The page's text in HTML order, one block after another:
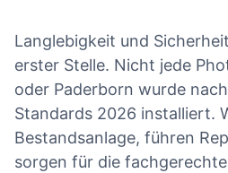
Langlebigkeit und
erster Stelle. Nicht jede
oder Paderborn wurde
Standards 2026 installiert.
Bestandsanlage, führen
sorgen für die